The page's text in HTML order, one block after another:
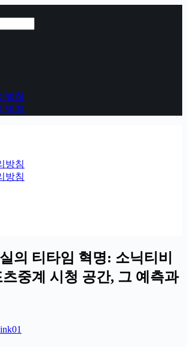
방침
방침
방침
방침
의 티타임 혁명: 소닉티비
중계 시청 공간, 그 예측과